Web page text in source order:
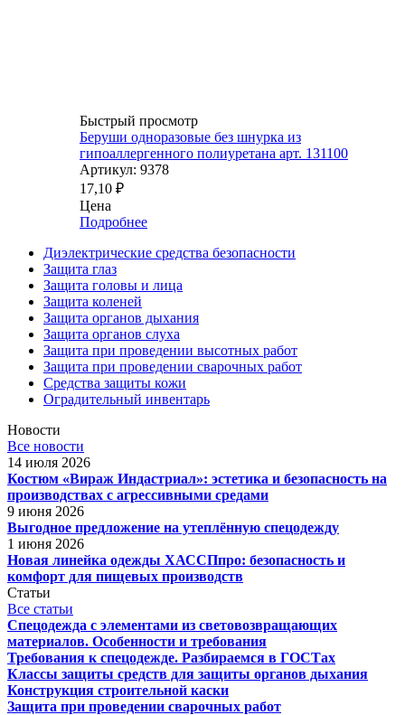
Быстрый просмотр
Беруши одноразовые без шнурка из
гипоаллергенного полиуретана арт. 131100
Артикул: 9378
17,10 ₽
Цена
Подробнее
Диэлектрические средства безопасности
Защита глаз
Защита головы и лица
Защита коленей
Защита органов дыхания
Защита органов слуха
Защита при проведении высотных работ
Защита при проведении сварочных работ
Средства защиты кожи
Оградительный инвентарь
Новости
Все новости
14 июля 2026
Костюм «Вираж Индастриал»: эстетика и безопасность на
производствах с агрессивными средами
9 июня 2026
Выгодное предложение на утеплённую спецодежду
1 июня 2026
Новая линейка одежды ХАССПпро: безопасность и
комфорт для пищевых производств
Статьи
Все статьи
Спецодежда с элементами из световозвращающих
материалов. Особенности и требования
Требования к спецодежде. Разбираемся в ГОСТах
Классы защиты средств для защиты органов дыхания
Конструкция строительной каски
Защита при проведении сварочных работ